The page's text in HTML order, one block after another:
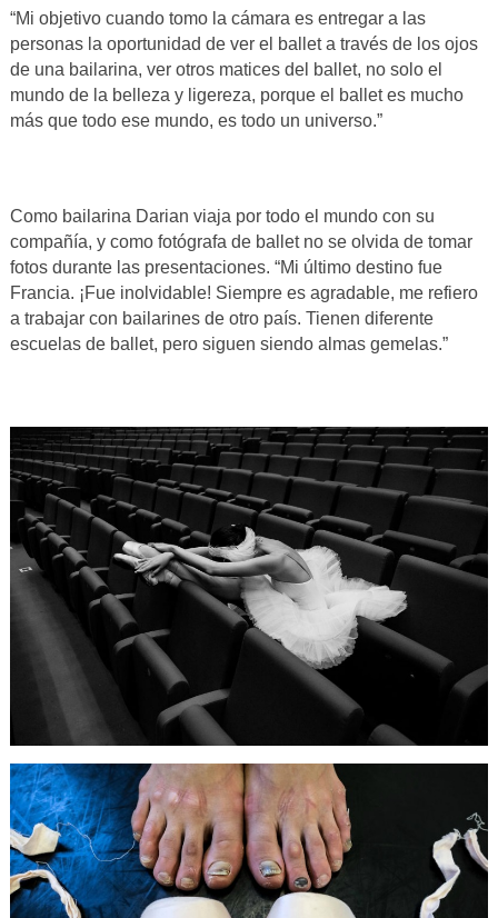
“Mi objetivo cuando tomo la cámara es entregar a las
personas la oportunidad de ver el ballet a través de los ojos
de una bailarina, ver otros matices del ballet, no solo el
mundo de la belleza y ligereza, porque el ballet es mucho
más que todo ese mundo, es todo un universo.”
Como bailarina Darian viaja por todo el mundo con su
compañía, y como fotógrafa de ballet no se olvida de tomar
fotos durante las presentaciones. “Mi último destino fue
Francia. ¡Fue inolvidable! Siempre es agradable, me refiero
a trabajar con bailarines de otro país. Tienen diferente
escuelas de ballet, pero siguen siendo almas gemelas.”